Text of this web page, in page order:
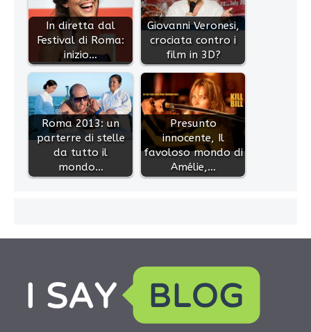
In diretta dal
Festival di Roma:
inizio…
Giovanni Veronesi,
crociata contro i
film in 3D?
Roma 2013: un
parterre di stelle
da tutto il
mondo…
Presunto
innocente, Il
favoloso mondo di
Amélie,…